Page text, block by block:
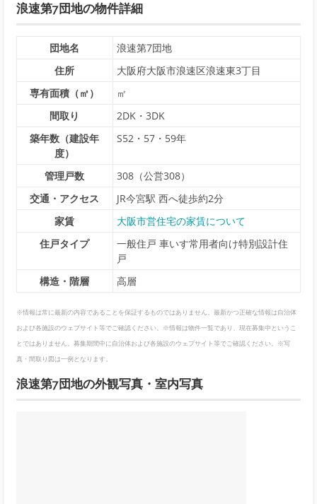
浪速第7団地の物件詳細
団地名
浪速第7団地
住所
大阪府大阪市浪速区浪速東3丁目
専有面積（㎡）
㎡
間取り
2DK・3DK
築年数（建設年
度）
S52・57・59年
管理戸数
308（公営308）
交通・アクセス
JR今宮駅 西へ徒歩約2分
家賃
大阪市営住宅の家賃について
住戸タイプ
一般住戸 車いす常用者向け特別設計住
戸
構造・階層
高層
※情報は常に最新の内容であることを保証するものではありません。最新かつ正確な情報は自治体
および各施設のウェブサイト等でご確認ください。※情報は物件一覧であり、現在募集中というこ
とではありません。募集期間中に自治体および各施設のウェブサイト等でご確認ください。※写
真・間取り図は一例となります。
浪速第7団地の外観写真・室内写真